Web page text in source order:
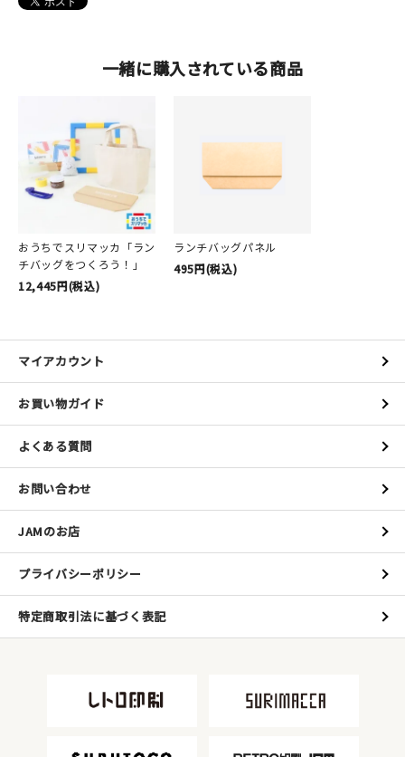
一緒に購入されている商品
おうちでスリマッカ「ラン
チバッグをつくろう！」
12,445円(税込)
ランチバッグパネル
495円(税込)
マイアカウント
お買い物ガイド
よくある質問
お問い合わせ
JAMのお店
プライバシーポリシー
特定商取引法に基づく表記